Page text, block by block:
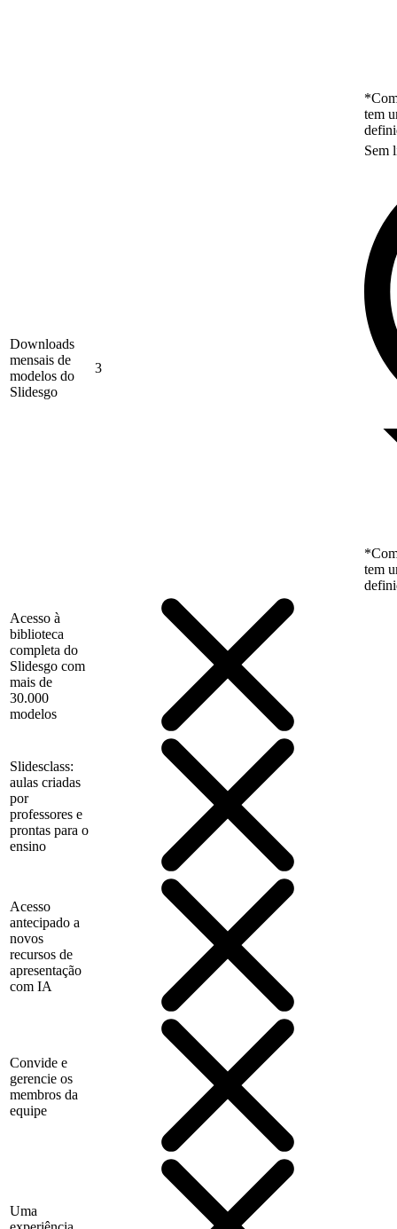
tem
Downloads
mensais de
modelos do
Slidesgo
3
Sem
tem
Acesso à
biblioteca
completa do
Slidesgo com
mais de
30.000
modelos
Slidesclass:
aulas criadas
por
professores e
prontas para o
ensino
Acesso
antecipado a
novos
recursos de
apresentação
com IA
Convide e
gerencie os
membros da
equipe
Uma